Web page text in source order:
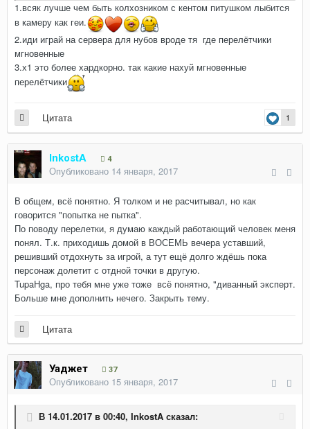
1.всяк лучше чем быть колхозником с кентом питушком лыбится
в камеру как геи.
2.иди играй на сервера для нубов вроде тя где перелётчики
мгновенные
3.х1 это более хардкорно. так какие нахуй мгновенные
перелётчики
1
Цитата
InkostA 4
Опубликовано 14 января, 2017
В общем, всё понятно. Я толком и не расчитывал, но как
говорится "попытка не пытка".
По поводу перелетки, я думаю каждый работающий человек меня
понял. Т.к. приходишь домой в ВОСЕМЬ вечера уставший,
решивший отдохнуть за игрой, а тут ещё долго ждёшь пока
персонаж долетит с отдной точки в другую.
TupaHga, про тебя мне уже тоже всё понятно, "диванный эксперт.
Больше мне дополнить нечего. Закрыть тему.
Цитата
Уаджет 37
Опубликовано 15 января, 2017
В 14.01.2017 в 00:40, InkostA сказал: